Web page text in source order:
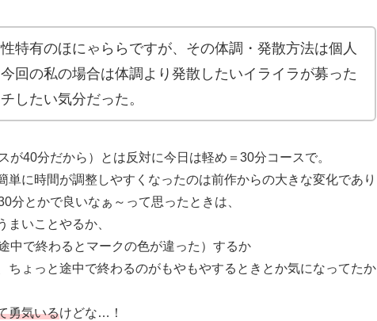
特有のほにゃららですが、その体調・発散方法は個人
回の私の場合は体調より発散したいイライラが募った
したい気分だった。
40分だから）とは反対に今日は軽め＝30分コースで。
に時間が調整しやすくなったのは前作からの大きな変化であり
とかで良いなぁ～って思ったときは、
いことやるか、
で終わるとマークの色が違った）するか
ちょっと途中で終わるのがもやもやするときとか気になってたか
勇気いるけどな…！